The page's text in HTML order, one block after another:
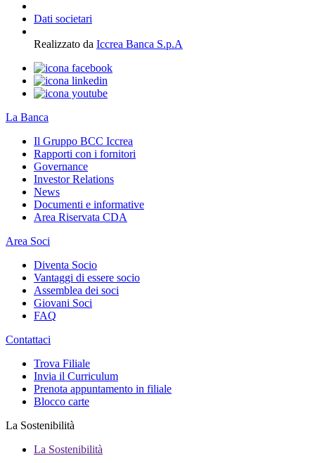
Dati societari
Realizzato da Iccrea Banca S.p.A
La Banca
Il Gruppo BCC Iccrea
Rapporti con i fornitori
Governance
Investor Relations
News
Documenti e informative
Area Riservata CDA
Area Soci
Diventa Socio
Vantaggi di essere socio
Assemblea dei soci
Giovani Soci
FAQ
Contattaci
Trova Filiale
Invia il Curriculum
Prenota appuntamento in filiale
Blocco carte
La Sostenibilità
La Sostenibilità